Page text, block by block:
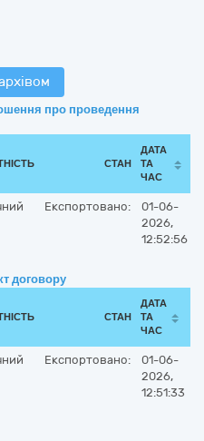
про проведення
СТАН
ДАТА
ТА
ЧАС
Експортовано:
01-06-
2026,
12:52:56
договору
СТАН
ДАТА
ТА
ЧАС
Експортовано:
01-06-
2026,
12:51:33